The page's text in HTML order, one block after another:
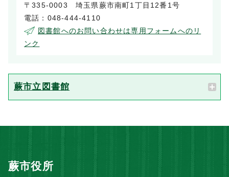
〒335-0003 埼玉県蕨市南町1丁目12番1号
電話：048-444-4110
図書館へのお問い合わせは専用フォームへのリ
ンク
蕨市立図書館
蕨市役所